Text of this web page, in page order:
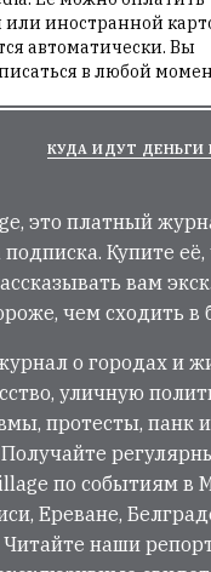
или иностранной
автоматически. Вы
в любой
КУДА ИДУТ
это платный
Купите
вам
чем сходить в
о городах и
уличную
протесты, панк
Получайте
по событиям в
Ереване,
Читайте наши